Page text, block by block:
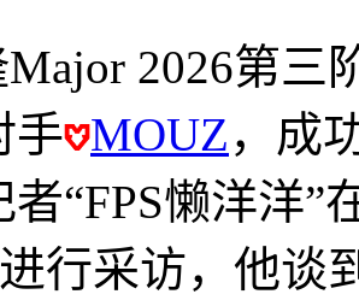
2026第三
手 MOUZ，成
者“FPS懒洋洋
进行采访，他谈